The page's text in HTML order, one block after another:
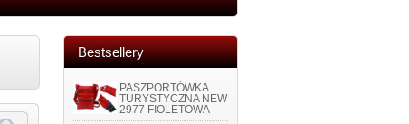
Bestsellery
PASZPORTÓWKA
TURYSTYCZNA NEW
2977 FIOLETOWA